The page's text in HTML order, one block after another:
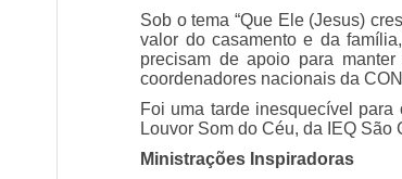
Sob o tema “Que Ele (Jesus)
valor do casamento e da
precisam de apoio para
coordenadores nacionais da
Foi uma tarde inesquecível
Louvor Som do Céu, da IEQ
Ministrações Inspiradoras